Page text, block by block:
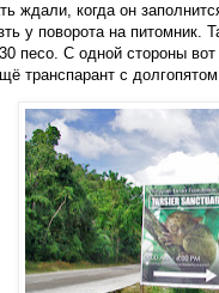
ждали, когда он
у поворота на
песо. С одной стороны
транспарант с